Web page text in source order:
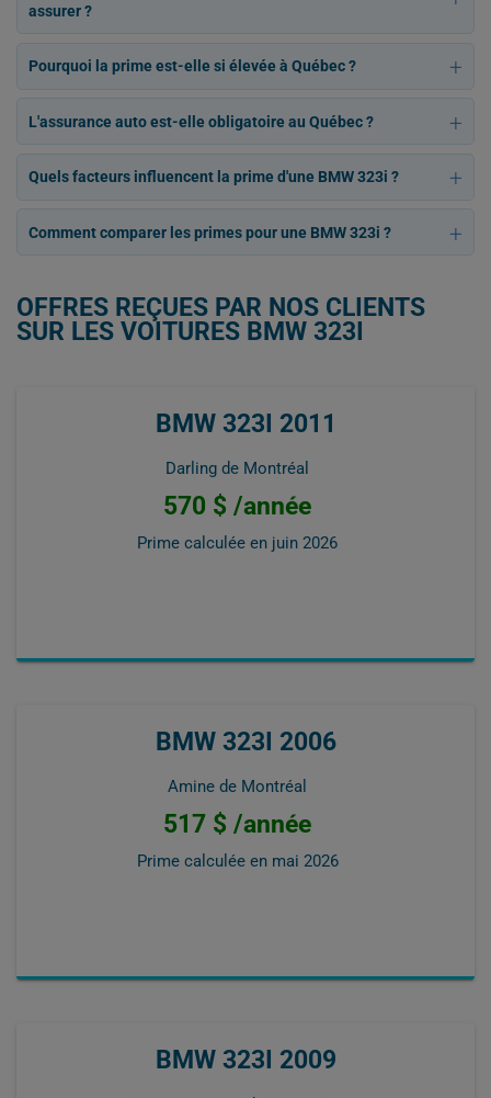
assurer ?
Pourquoi la prime est-elle si élevée à Québec ?
L'assurance auto est-elle obligatoire au Québec ?
Quels facteurs influencent la prime d'une BMW 323i ?
Comment comparer les primes pour une BMW 323i ?
OFFRES REÇUES PAR NOS CLIENTS
SUR LES VOITURES BMW 323I
BMW 323I 2011
Darling de Montréal
570 $ /année
Prime calculée en juin 2026
BMW 323I 2006
Amine de Montréal
517 $ /année
Prime calculée en mai 2026
BMW 323I 2009